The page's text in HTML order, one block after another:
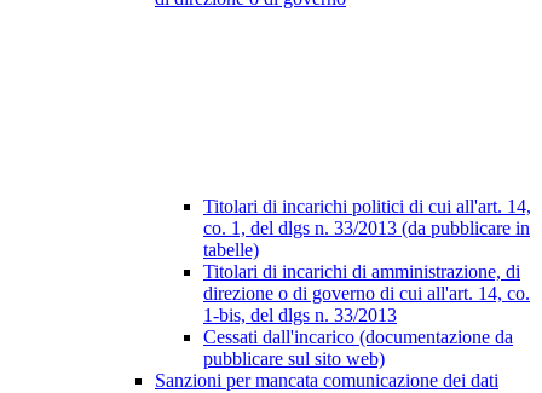
Titolari di incarichi politici di cui all'art. 14,
co. 1, del dlgs n. 33/2013 (da pubblicare in
tabelle)
Titolari di incarichi di amministrazione, di
direzione o di governo di cui all'art. 14, co.
1-bis, del dlgs n. 33/2013
Cessati dall'incarico (documentazione da
pubblicare sul sito web)
Sanzioni per mancata comunicazione dei dati